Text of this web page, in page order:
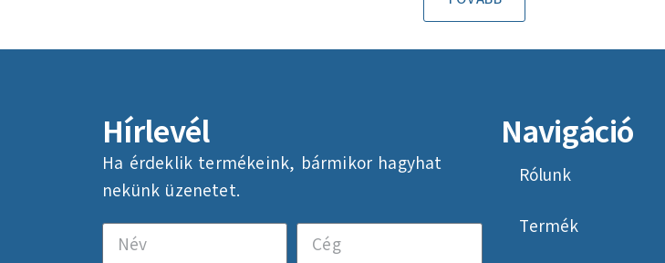
Hírlevél
Ha érdeklik termékeink, bármikor hagyhat
nekünk üzenetet.
Navigáció
Rólunk
Termék